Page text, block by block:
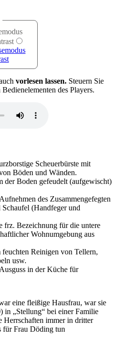
vorlesen lassen. Steuern Sie
des Players.
Scheuerbürste mit
Böden und Wänden.
der Boden gefeudelt (aufgewischt)
des Zusammengefegten
(Handfeger und
frz. Bezeichnung für die untere
Wohnumgebung aus
Reinigen von Tellern,
usw.
in der Küche für
eine fleißige Hausfrau, war sie
in
Stellung
bei einer Familie
Herrschaften immer in dritter
für Frau Döding tun